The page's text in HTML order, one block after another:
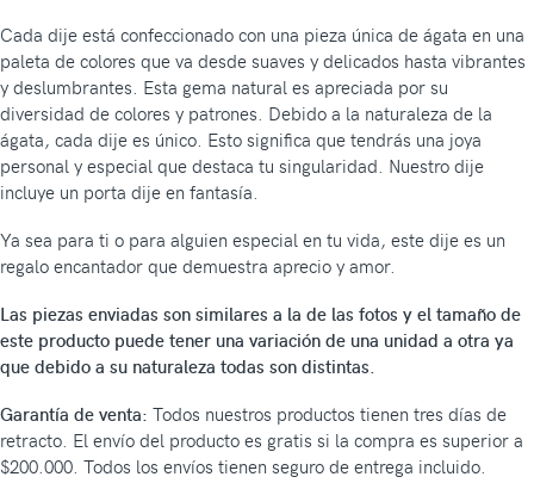
Cada dije está confeccionado con una pieza única de ágata en una
paleta de colores que va desde suaves y delicados hasta vibrantes
y deslumbrantes. Esta gema natural es apreciada por su
diversidad de colores y patrones. Debido a la naturaleza de la
ágata, cada dije es único. Esto significa que tendrás una joya
personal y especial que destaca tu singularidad. Nuestro dije
incluye un porta dije en fantasía.
Ya sea para ti o para alguien especial en tu vida, este dije es un
regalo encantador que demuestra aprecio y amor.
Las piezas enviadas son similares a la de las fotos y el tamaño de
este producto puede tener una variación de una unidad a otra ya
que debido a su naturaleza todas son distintas.
Garantía de venta: Todos nuestros productos tienen tres días de
retracto. El envío del producto es gratis si la compra es superior a
$200.000. Todos los envíos tienen seguro de entrega incluido.